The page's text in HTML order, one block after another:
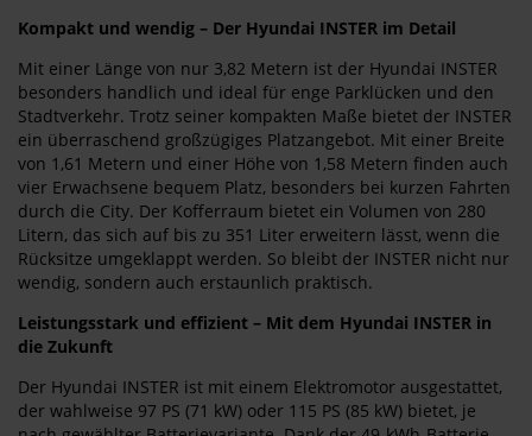
Kompakt und wendig – Der Hyundai INSTER im Detail
Mit einer Länge von nur 3,82 Metern ist der Hyundai INSTER
besonders handlich und ideal für enge Parklücken und den
Stadtverkehr. Trotz seiner kompakten Maße bietet der INSTER
ein überraschend großzügiges Platzangebot. Mit einer Breite
von 1,61 Metern und einer Höhe von 1,58 Metern finden auch
vier Erwachsene bequem Platz, besonders bei kurzen Fahrten
durch die City. Der Kofferraum bietet ein Volumen von 280
Litern, das sich auf bis zu 351 Liter erweitern lässt, wenn die
Rücksitze umgeklappt werden. So bleibt der INSTER nicht nur
wendig, sondern auch erstaunlich praktisch.
Leistungsstark und effizient – Mit dem Hyundai INSTER in
die Zukunft
Der Hyundai INSTER ist mit einem Elektromotor ausgestattet,
der wahlweise 97 PS (71 kW) oder 115 PS (85 kW) bietet, je